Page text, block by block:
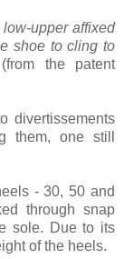
upper affixed
shoe to cling to
(from the patent
divertissements
them, one still
- 30, 50 and
through snap
sole. Due to its
of the heels.